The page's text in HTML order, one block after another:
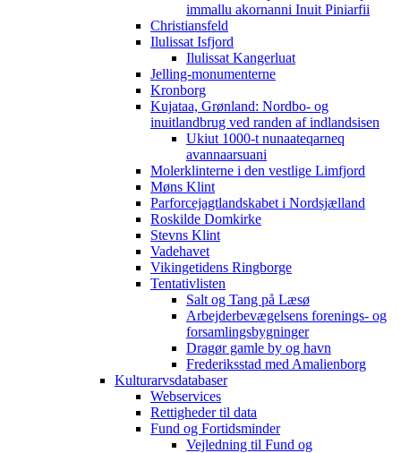
immallu akornanni Inuit Piniarfii
Christiansfeld
Ilulissat Isfjord
Ilulissat Kangerluat
Jelling-monumenterne
Kronborg
Kujataa, Grønland: Nordbo- og
inuitlandbrug ved randen af indlandsisen
Ukiut 1000-t nunaateqarneq
avannaarsuani
Molerklinterne i den vestlige Limfjord
Møns Klint
Parforcejagtlandskabet i Nordsjælland
Roskilde Domkirke
Stevns Klint
Vadehavet
Vikingetidens Ringborge
Tentativlisten
Salt og Tang på Læsø
Arbejderbevægelsens forenings- og
forsamlingsbygninger
Dragør gamle by og havn
Frederiksstad med Amalienborg
Kulturarvsdatabaser
Webservices
Rettigheder til data
Fund og Fortidsminder
Vejledning til Fund og